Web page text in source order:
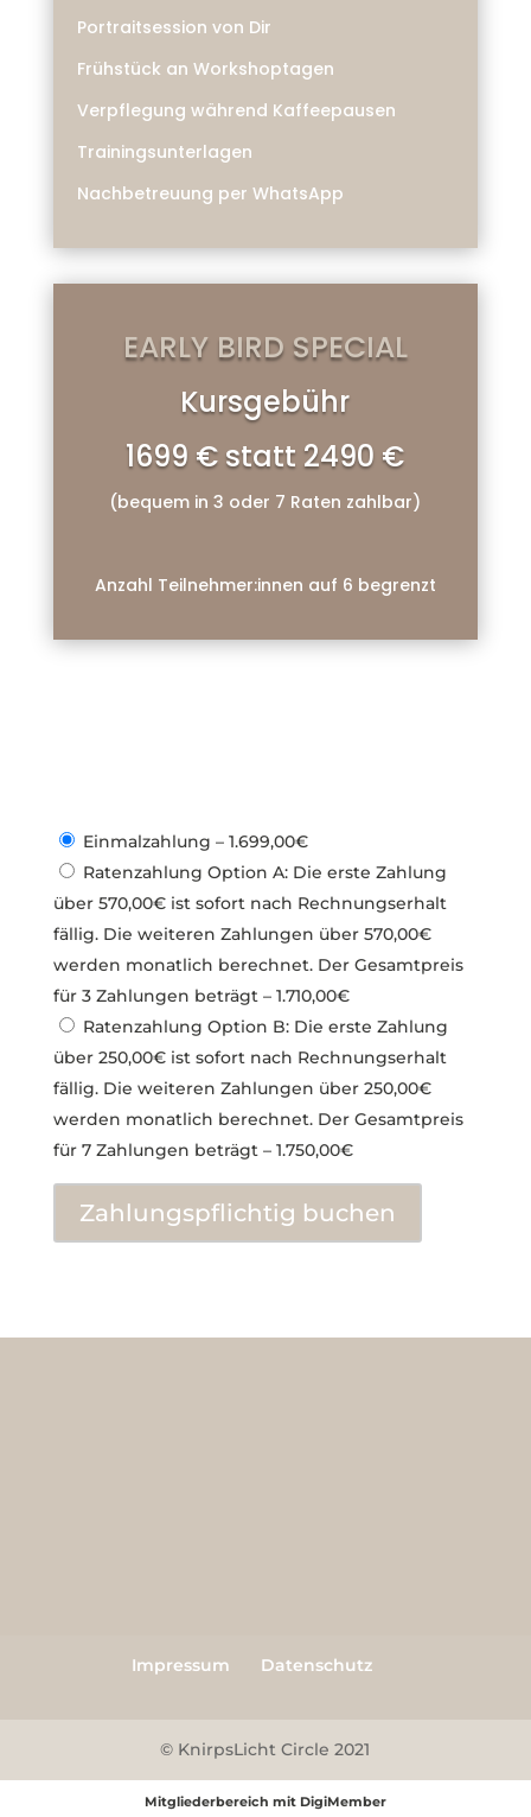
Portraitsession von Dir
Frühstück an Workshoptagen
Verpflegung während Kaffeepausen
Trainingsunterlagen
Nachbetreuung per WhatsApp
EARLY BIRD SPECIAL
Kursgebühr
1699 € statt 2490 €
(bequem in 3 oder 7 Raten zahlbar)
Anzahl Teilnehmer:innen auf 6 begrenzt
Einmalzahlung – 1.699,00€
Ratenzahlung Option A: Die erste Zahlung
über 570,00€ ist sofort nach Rechnungserhalt
fällig. Die weiteren Zahlungen über 570,00€
werden monatlich berechnet. Der Gesamtpreis
für 3 Zahlungen beträgt– 1.710,00€
Ratenzahlung Option B: Die erste Zahlung
über 250,00€ ist sofort nach Rechnungserhalt
fällig. Die weiteren Zahlungen über 250,00€
werden monatlich berechnet. Der Gesamtpreis
für 7 Zahlungen beträgt– 1.750,00€
Zahlungspflichtig buchen
Impressum Datenschutz
© KnirpsLicht Circle 2021
Mitgliederbereich mit DigiMember